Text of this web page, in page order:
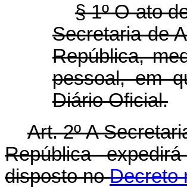
§ 1º O ato
Secretaria de
República,
pessoal, em
Diário Oficial.
Art. 2º A
República
disposto noDecreto